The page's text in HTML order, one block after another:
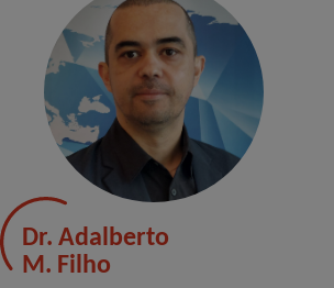
Dr. Adalberto
M. Filho